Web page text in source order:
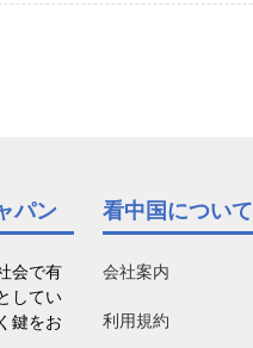
パン
会で有
してい
鍵をお
看中国について
会社案内
利用規約